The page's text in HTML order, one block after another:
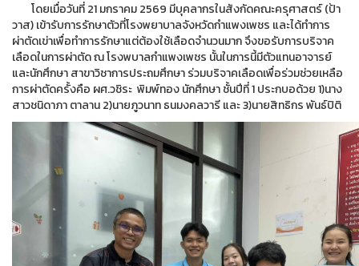
โดยเมื่อวันที่ 21 มกราคม 2569 มีบุคลากรในสังกัดคณะครุศาสตร์ (ป้า
วาส) เข้ารับการรักษาตัวที่โรงพยาบาลจังหวัดกำแพงเพชร และได้ทำการ
ผ่าตัดเข่าเพื่อทำการรักษาแต่ต้องใช้เลือดจำนวนมาก จึงขอรับการบริจาค
เลือดในการผ่าตัด ณ โรงพบาลกำแพงเพชร นั้นในการนี้มีตัวแทนอาจารย์
และนักศึกษา สาขาวิชาการประถมศึกษา ร่วมบริจาคเลือดเพื่อร่วมช่วยเหลือ
การผ่าตัดครั้งคือ ผศ.วชิระ พิมพ์ทอง นักศึกษา ชั้นปีที่ 1 ประกบอด้วย 1)นาง
สาวชนิดาภา ตาลาน 2)นายภูวนาท ธนมงคลวารี และ 3)นายสิทธิกร พันธ์ปิติ